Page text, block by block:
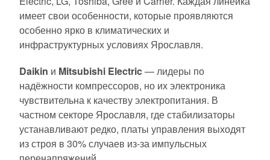
имеет свои особенности, которые проявляются
особенно ярко в климатических и
инфраструктурных условиях Ярославля.
Daikin и Mitsubishi Electric— лидеры по
надёжности компрессоров, но их электроника
чувствительна к качеству электропитания. В
частном секторе Ярославля, где стабилизаторы
устанавливают редко, платы управления выходят
из строя в 30% случаев из-за импульсных